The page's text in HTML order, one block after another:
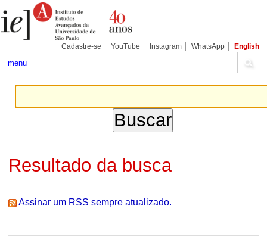
para
conteúdo.
Pessoais
Cadastre-se YouTube Instagram WhatsApp English
menu
Resultado da busca
Assinar um RSS sempre atualizado.